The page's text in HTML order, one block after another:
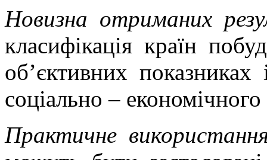
Новизна отриманих
класифікація країн
об’єктивних показниках
соціально –
Практичне